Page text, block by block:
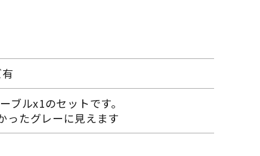
ルx1のセットです。
ったグレーに見えます